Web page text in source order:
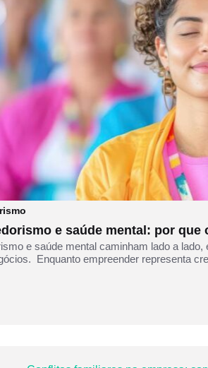
e saúde mental: por
e saúde mental caminham lado a
Enquanto empreender representa